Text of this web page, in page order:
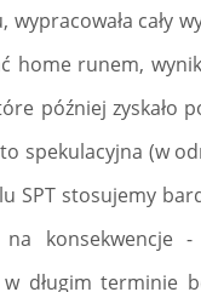
wypracowała cały
home runem,
później zyskało
spekulacyjna (w
SPT stosujemy
na konsekwencje
długim terminie